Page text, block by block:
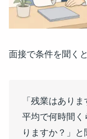
面接で条件を聞く
「残業はあり
平均で何時間く
りますか？」